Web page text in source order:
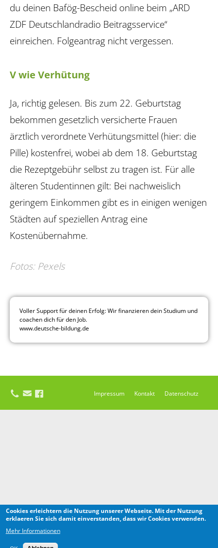
du deinen Bafög-Bescheid online beim „ARD
ZDF Deutschlandradio Beitragsservice“
einreichen. Folgeantrag nicht vergessen.
V wie Verhütung
Ja, richtig gelesen. Bis zum 22. Geburtstag
bekommen gesetzlich versicherte Frauen
ärztlich verordnete Verhütungsmittel (hier: die
Pille) kostenfrei, wobei ab dem 18. Geburtstag
die Rezeptgebühr selbst zu tragen ist. Für alle
älteren Studentinnen gilt: Bei nachweislich
geringem Einkommen gibt es in einigen wenigen
Städten auf speziellen Antrag eine
Kostenübernahme.
Fotos: Pexels
Voller Support für deinen Erfolg: Wir finanzieren dein Studium und
coachen dich für den Job.
www.deutsche-bildung.de
Impressum Kontakt Datenschutz
Cookies erleichtern die Nutzung unserer Webseite. Mit der Nutzung
erklaeren Sie sich damit einverstanden, dass wir Cookies verwenden.
Mehr Informationen